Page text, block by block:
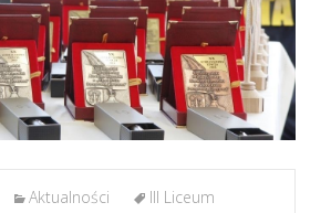
Aktualności
III Liceum